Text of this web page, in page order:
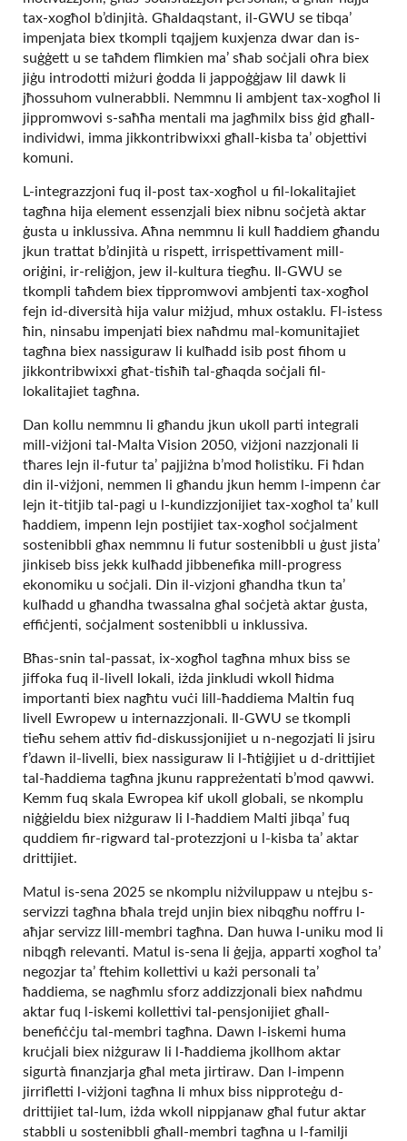
tax-xogħol b’dinjità. Għaldaqstant, il-GWU se tibqa’
impenjata biex tkompli tqajjem kuxjenza dwar dan is-
suġġett u se taħdem flimkien ma’ sħab soċjali oħra biex
jiġu introdotti miżuri ġodda li jappoġġjaw lil dawk li
jħossuhom vulnerabbli. Nemmnu li ambjent tax-xogħol li
jippromwovi s-saħħa mentali ma jagħmilx biss ġid għall-
individwi, imma jikkontribwixxi għall-kisba ta’ objettivi
komuni.
L-integrazzjoni fuq il-post tax-xogħol u fil-lokalitajiet
tagħna hija element essenzjali biex nibnu soċjetà aktar
ġusta u inklussiva. Aħna nemmnu li kull ħaddiem għandu
jkun trattat b’dinjità u rispett, irrispettivament mill-
oriġini, ir-reliġjon, jew il-kultura tiegħu. Il-GWU se
tkompli taħdem biex tippromwovi ambjenti tax-xogħol
fejn id-diversità hija valur miżjud, mhux ostaklu. Fl-istess
ħin, ninsabu impenjati biex naħdmu mal-komunitajiet
tagħna biex nassiguraw li kulħadd isib post fihom u
jikkontribwixxi għat-tisħiħ tal-għaqda soċjali fil-
lokalitajiet tagħna.
Dan kollu nemmnu li għandu jkun ukoll parti integrali
mill-viżjoni tal-Malta Vision 2050, viżjoni nazzjonali li
tħares lejn il-futur ta’ pajjiżna b’mod ħolistiku. Fi ħdan
din il-viżjoni, nemmen li għandu jkun hemm l-impenn ċar
lejn it-titjib tal-pagi u l-kundizzjonijiet tax-xogħol ta’ kull
ħaddiem, impenn lejn postijiet tax-xogħol soċjalment
sostenibbli għax nemmnu li futur sostenibbli u ġust jista’
jinkiseb biss jekk kulħadd jibbenefika mill-progress
ekonomiku u soċjali. Din il-vizjoni għandha tkun ta’
kulħadd u għandha twassalna għal soċjetà aktar ġusta,
effiċjenti, soċjalment sostenibbli u inklussiva.
Bħas-snin tal-passat, ix-xogħol tagħna mhux biss se
jiffoka fuq il-livell lokali, iżda jinkludi wkoll ħidma
importanti biex nagħtu vuċi lill-ħaddiema Maltin fuq
livell Ewropew u internazzjonali. Il-GWU se tkompli
tieħu sehem attiv fid-diskussjonijiet u n-negozjati li jsiru
f’dawn il-livelli, biex nassiguraw li l-ħtiġijiet u d-drittijiet
tal-ħaddiema tagħna jkunu rappreżentati b’mod qawwi.
Kemm fuq skala Ewropea kif ukoll globali, se nkomplu
niġġieldu biex niżguraw li l-ħaddiem Malti jibqa’ fuq
quddiem fir-rigward tal-protezzjoni u l-kisba ta’ aktar
drittijiet.
Matul is-sena 2025 se nkomplu niżviluppaw u ntejbu s-
servizzi tagħna bħala trejd unjin biex nibqgħu noffru l-
aħjar servizz lill-membri tagħna. Dan huwa l-uniku mod li
nibqgħ relevanti. Matul is-sena li ġejja, apparti xogħol ta’
negozjar ta’ ftehim kollettivi u każi personali ta’
ħaddiema, se nagħmlu sforz addizzjonali biex naħdmu
aktar fuq l-iskemi kollettivi tal-pensjonijiet għall-
benefiċċju tal-membri tagħna. Dawn l-iskemi huma
kruċjali biex niżguraw li l-ħaddiema jkollhom aktar
sigurtà finanzjarja għal meta jirtiraw. Dan l-impenn
jirrifletti l-viżjoni tagħna li mhux biss nipproteġu d-
drittijiet tal-lum, iżda wkoll nippjanaw għal futur aktar
stabbli u sostenibbli għall-membri tagħna u l-familji